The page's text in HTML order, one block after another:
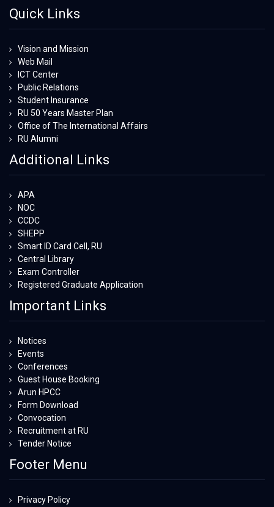
Quick Links
Vision and Mission
Web Mail
ICT Center
Public Relations
Student Insurance
RU 50 Years Master Plan
Office of The International Affairs
RU Alumni
Additional Links
APA
NOC
CCDC
SHEPP
Smart ID Card Cell, RU
Central Library
Exam Controller
Registered Graduate Application
Important Links
Notices
Events
Conferences
Guest House Booking
Arun HPCC
Form Download
Convocation
Recruitment at RU
Tender Notice
Footer Menu
Privacy Policy